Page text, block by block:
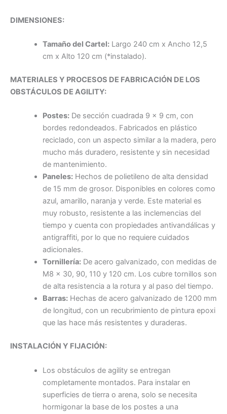
DIMENSIONES:
Tamaño del Cartel:Largo 240 cm x Ancho 12,5
cm x Alto 120 cm (*instalado).
MATERIALES Y PROCESOS DE FABRICACIÓN DE LOS
OBSTÁCULOS DE AGILITY:
Postes:De sección cuadrada 9 x 9 cm, con
bordes redondeados. Fabricados en plástico
reciclado, con un aspecto similar a la madera, pero
mucho más duradero, resistente y sin necesidad
de mantenimiento.
Paneles:Hechos de polietileno de alta densidad
de 15 mm de grosor. Disponibles en colores como
azul, amarillo, naranja y verde. Este material es
muy robusto, resistente a las inclemencias del
tiempo y cuenta con propiedades antivandálicas y
antigraffiti, por lo que no requiere cuidados
adicionales.
Tornillería:De acero galvanizado, con medidas de
M8 x 30, 90, 110 y 120 cm. Los cubre tornillos son
de alta resistencia a la rotura y al paso del tiempo.
Barras:Hechas de acero galvanizado de 1200 mm
de longitud, con un recubrimiento de pintura epoxi
que las hace más resistentes y duraderas.
INSTALACIÓN Y FIJACIÓN:
Los obstáculos de agility se entregan
completamente montados. Para instalar en
superficies de tierra o arena, solo se necesita
hormigonar la base de los postes a una